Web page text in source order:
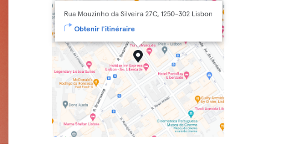
Rua Mouzinho da Silveira 27C, 1250-302 Lisbon
Obtenir l'itinéraire